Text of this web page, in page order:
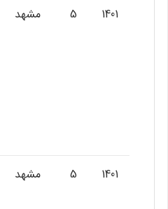
1401
5 مشهد
1401
5 مشهد